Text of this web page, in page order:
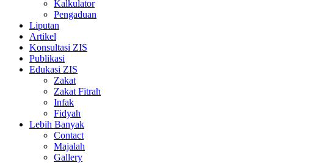
Kalkulator
Pengaduan
Liputan
Artikel
Konsultasi ZIS
Publikasi
Edukasi ZIS
Zakat
Zakat Fitrah
Infak
Fidyah
Lebih Banyak
Contact
Majalah
Gallery